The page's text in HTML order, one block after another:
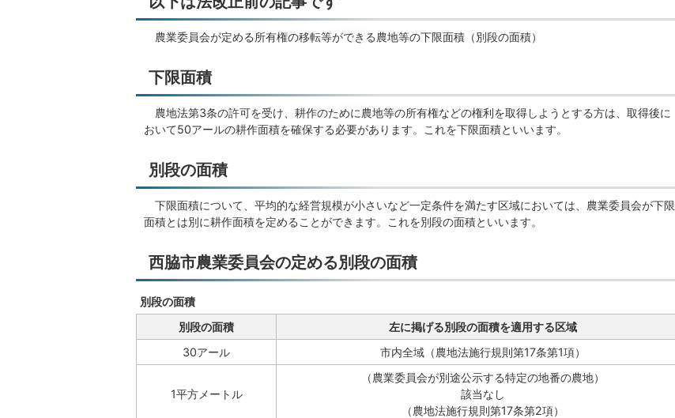
農業委員会が定める所有権の移転等ができる農地等の下限面積（別段の面積）
下限面積
農地法第3条の許可を受け、耕作のために農地等の所有権などの権利を取得しようとする方は、取得後に
おいて50アールの耕作面積を確保する必要があります。これを下限面積といいます。
別段の面積
下限面積について、平均的な経営規模が小さいなど一定条件を満たす区域においては、農業委員会が下限
面積とは別に耕作面積を定めることができます。これを別段の面積といいます。
西脇市農業委員会の定める別段の面積
別段の面積
別段の面積
左に掲げる別段の面積を適用する区域
30アール
市内全域（農地法施行規則第17条第1項）
1平方メートル
（農業委員会が別途公示する特定の地番の農地）
該当なし
（農地法施行規則第17条第2項）